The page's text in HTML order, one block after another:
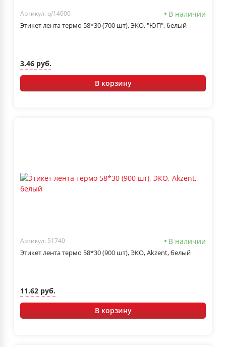
Артикул: q/14000 В наличии
Этикет лента термо 58*30 (700 шт), ЭКО, "ЮП", белый
3.46 руб.
В корзину
Артикул: 51740 В наличии
Этикет лента термо 58*30 (900 шт), ЭКО, Akzent, белый
11.62 руб.
В корзину